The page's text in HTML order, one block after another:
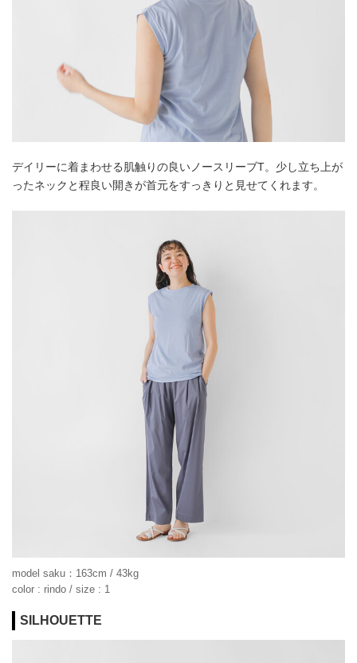
デイリーに着まわせる肌触りの良いノースリーブT。少し立ち上が
ったネックと程良い開きが首元をすっきりと見せてくれます。
model saku：163cm / 43kg
color : rindo / size : 1
SILHOUETTE